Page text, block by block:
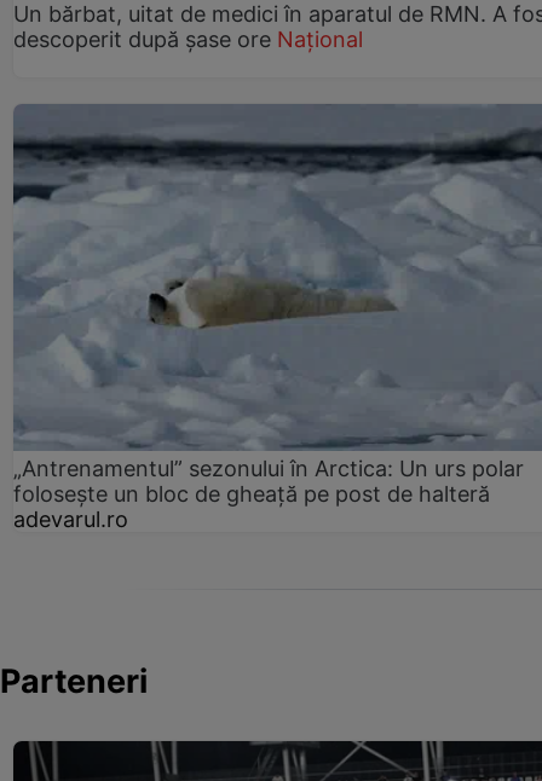
Un bărbat, uitat de medici în aparatul de RMN. A
descoperit după șase ore Național
„Antrenamentul” sezonului în Arctica: Un urs polar
folosește un bloc de gheață pe post de halteră
adevarul.ro
Parteneri